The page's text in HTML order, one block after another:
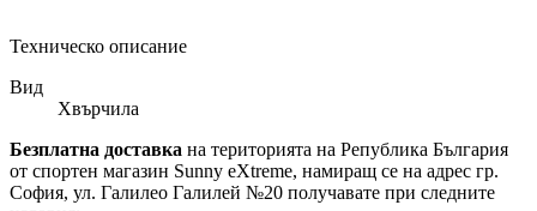
Техническо описание
Вид
Хвърчила
Безплатна доставка на територията на Република България
от спортен магазин Sunny eXtreme, намиращ се на адрес гр.
София, ул. Галилео Галилей №20 получавате при следните